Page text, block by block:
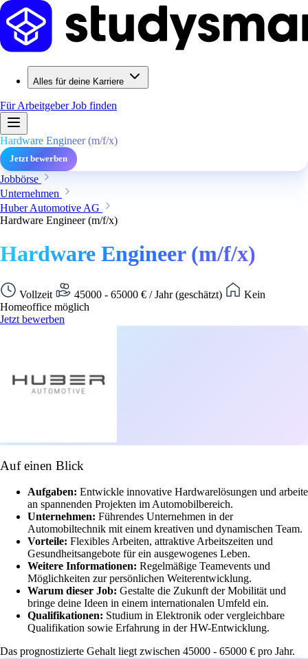
Alles für deine Karriere
Für ArbeitgeberJob finden
Hardware Engineer (m/f/x)
Jetzt bewerben
Jobbörse
Unternehmen
Huber Automotive AG
Hardware Engineer (m/f/x)
Hardware Engineer (m/f/x)
Vollzeit 45000 - 65000 € / Jahr (geschätzt)
Kein
Homeoffice möglich
Jetzt bewerben
Auf einen Blick
Aufgaben: Entwickle innovative Hardwarelösungen und arbeite
an spannenden Projekten im Automobilbereich.
Unternehmen: Führendes Unternehmen in der
Automobiltechnik mit einem kreativen und dynamischen Team.
Vorteile: Flexibles Arbeiten, attraktive Arbeitszeiten und
Gesundheitsangebote für ein ausgewogenes Leben.
Weitere Informationen: Regelmäßige Teamevents und
Möglichkeiten zur persönlichen Weiterentwicklung.
Warum dieser Job: Gestalte die Zukunft der Mobilität und
bringe deine Ideen in einem internationalen Umfeld ein.
Qualifikationen: Studium in Elektronik oder vergleichbare
Qualifikation sowie Erfahrung in der HW-Entwicklung.
Das prognostizierte Gehalt liegt zwischen 45000 - 65000 € pro Jahr.